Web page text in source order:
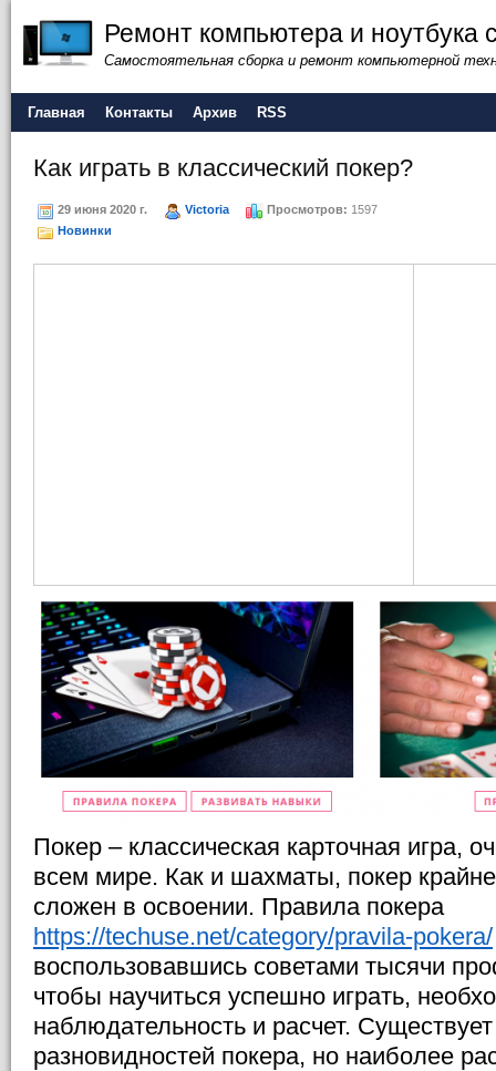
Ремонт компьютера и ноутбука
Самостоятельная сборка и ремонт компьютерной
Главная Контакты Архив RSS
Как играть в классический покер?
29 июня 2020 г. Victoria Просмотров: 1597
Новинки
Покер – классическая карточная игра,
всем мире. Как и шахматы, покер
сложен в освоении. Правила покера
https://techuse.net/category/pravila-pokera/
воспользовавшись советами тысячи
чтобы научиться успешно играть,
наблюдательность и расчет.
разновидностей покера, но наиболее